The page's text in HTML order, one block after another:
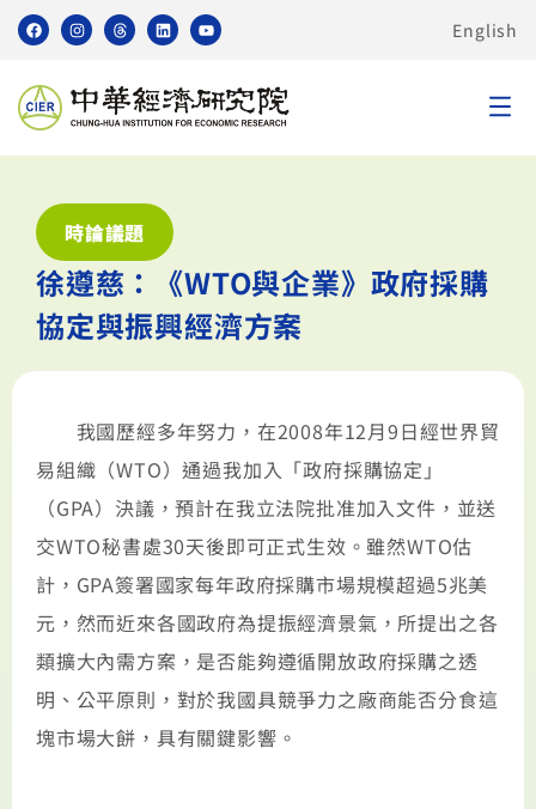
English
時論議題
徐遵慈：《WTO與企業》政府採購
協定與振興經濟方案
我國歷經多年努力，在2008年12月9日經世界貿
易組織（WTO）通過我加入「政府採購協定」
（GPA）決議，預計在我立法院批准加入文件，並送
交WTO秘書處30天後即可正式生效。雖然WTO估
計，GPA簽署國家每年政府採購市場規模超過5兆美
元，然而近來各國政府為提振經濟景氣，所提出之各
類擴大內需方案，是否能夠遵循開放政府採購之透
明、公平原則，對於我國具競爭力之廠商能否分食這
塊市場大餅，具有關鍵影響。